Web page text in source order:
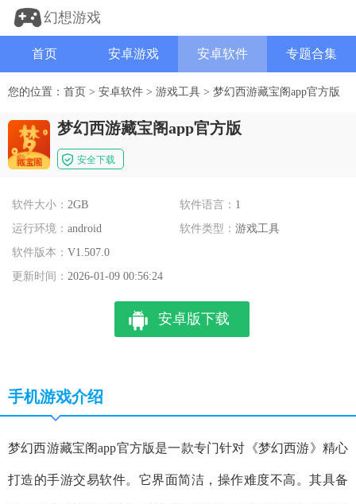
幻想游戏
首页 安卓游戏 安卓软件 专题合集
您的位置： 首页 > 安卓软件 > 游戏工具 > 梦幻西游藏宝阁app官方版
梦幻西游藏宝阁app官方版
安全下载
软件大小： 2GB 软件语言： 1
运行环境： android 软件类型：游戏工具
软件版本： V1.507.0
更新时间： 2026-01-09 00:56:24
安卓版下载
手机游戏介绍
梦幻西游藏宝阁app官方版是一款专门针对《梦幻西游》精心
打造的手游交易软件。它界面简洁，操作难度不高。其具备